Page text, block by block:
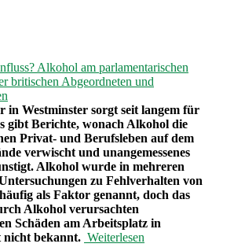
Alkohol am parlamentarischen
britischen Abgeordneten und
Westminster sorgt seit langem für
gibt Berichte, wonach Alkohol die
Privat- und Berufsleben auf dem
verwischt und unangemessenes
Alkohol wurde in mehreren
zu Fehlverhalten von
als Faktor genannt, doch das
Alkohol verursachten
Schäden am Arbeitsplatz in
nicht bekannt. Weiterlesen